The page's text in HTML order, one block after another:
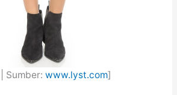
Sumber: www.lyst.com]